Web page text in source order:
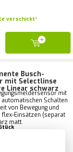
verschickt*
Busch-
mit Selectlinse
Linear schwarzmit
Schalten
von Bewegung und
Einsätzen (separat
matt.
verschickt*